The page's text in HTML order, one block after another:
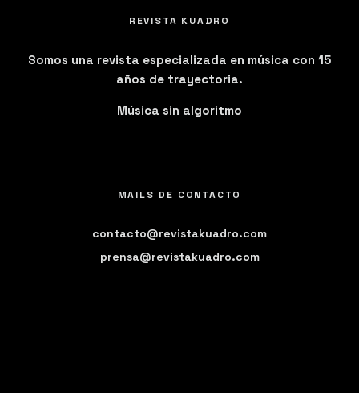
REVISTA KUADRO
Somos una revista especializada en música con 15
años de trayectoria.
Música sin algoritmo
MAILS DE CONTACTO
contacto@revistakuadro.com
prensa@revistakuadro.com